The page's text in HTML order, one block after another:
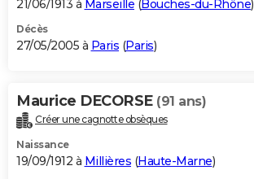
21/06/1913 à Marseille (Bouches-du-Rhône)
Décès
27/05/2005 à Paris (Paris)
Maurice DECORSE (91 ans)
Créer une cagnotte obsèques
Naissance
19/09/1912 à Millières (Haute-Marne)